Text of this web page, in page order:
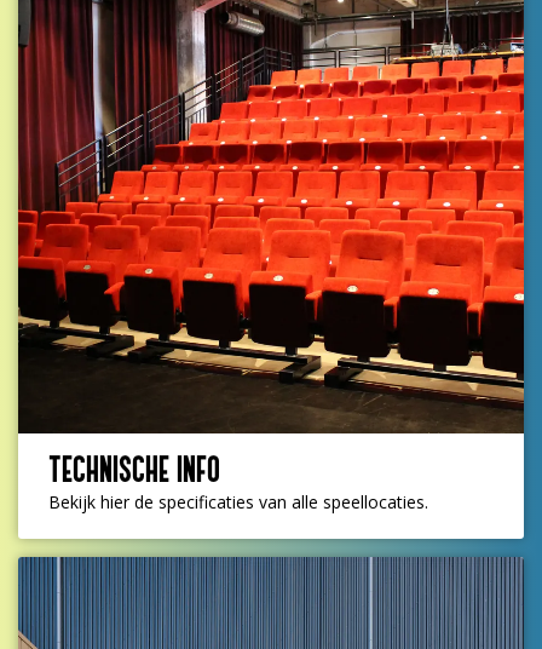
TECHNISCHE INFO
Bekijk hier de specificaties van alle speellocaties.